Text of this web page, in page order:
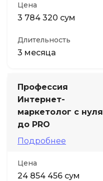
Цена
3 784 320 сум
Длительность
3 месяца
Профессия
Интернет-
маркетолог с нуля
до PRO
Подробнее
Цена
24 854 456 сум